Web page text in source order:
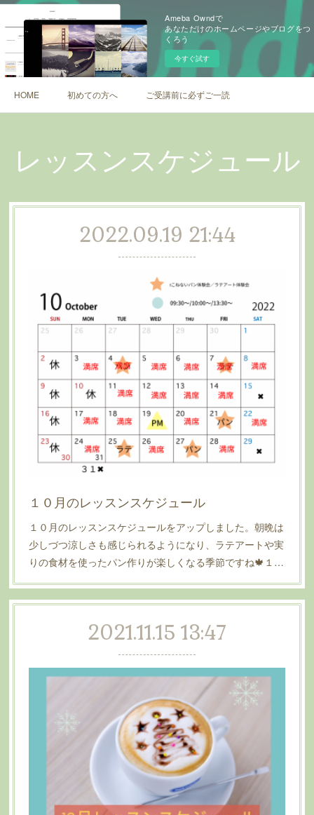
Ameba Owndで
あなただけのホームページやブログをつ
くろう
今すぐ試す
HOME 初めての方へ ご受講前に必ずご一読ください
レッスンスケジュール
2022.09.19 21:44
１０月のレッスンスケジュール
１０月のレッスンスケジュールをアップしました。朝晩は
少しづつ涼しさも感じられるようになり、ラテアートや実
りの食材を使ったパン作りが楽しくなる季節ですね🍁１…
2021.11.15 13:47